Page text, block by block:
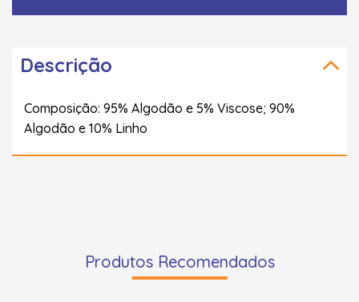
Descrição
Composição: 95% Algodão e 5% Viscose; 90%
Algodão e 10% Linho
Produtos Recomendados